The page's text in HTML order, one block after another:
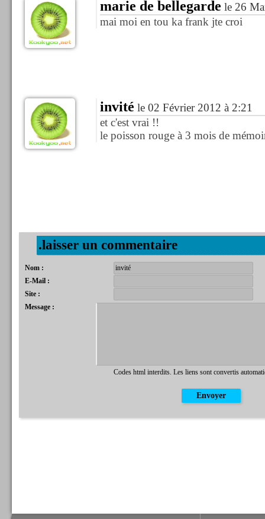
marie de bellegarde le 26
mai moi en tou ka frank jte croi
invité le 02 Février 2012 à 2:21
et c'est vrai !!
le poisson rouge à 3 mois de
.laisser un commentaire
Nom :
E-Mail :
Site :
Message :
Codes html interdits. Les liens sont convertis